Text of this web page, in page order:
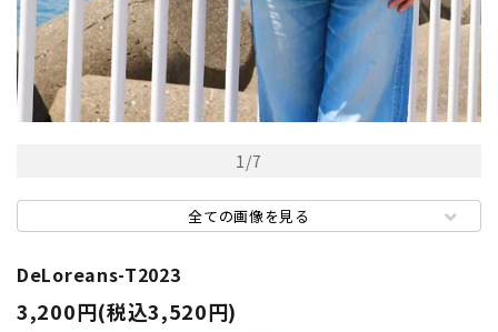
1/7
全ての画像を見る
DeLoreans-T2023
3,200円(税込3,520円)